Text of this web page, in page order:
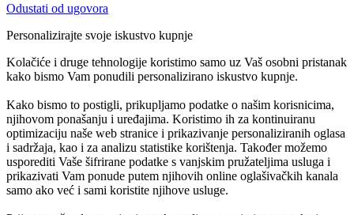
Odustati od ugovora
Personalizirajte svoje iskustvo kupnje
Kolačiće i druge tehnologije koristimo samo uz Vaš osobni pristanak
kako bismo Vam ponudili personalizirano iskustvo kupnje.
Kako bismo to postigli, prikupljamo podatke o našim korisnicima,
njihovom ponašanju i uređajima. Koristimo ih za kontinuiranu
optimizaciju naše web stranice i prikazivanje personaliziranih oglasa
i sadržaja, kao i za analizu statistike korištenja. Također možemo
usporediti Vaše šifrirane podatke s vanjskim pružateljima usluga i
prikazivati Vam ponude putem njihovih online oglašivačkih kanala
samo ako već i sami koristite njihove usluge.